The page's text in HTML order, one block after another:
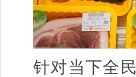
针对当下全